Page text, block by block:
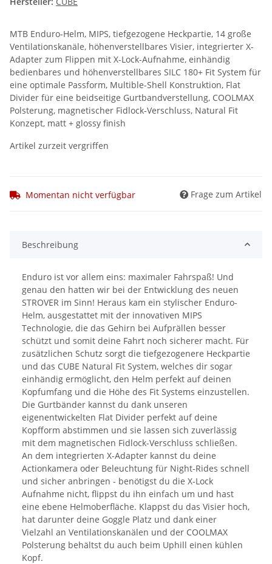
MTB Enduro-Helm, MIPS, tiefgezogene Heckpartie, 14 große
Ventilationskanäle, höhenverstellbares Visier, integrierter X-
Adapter zum Flippen mit X-Lock-Aufnahme, einhändig
bedienbares und höhenverstellbares SILC 180+ Fit System für
eine optimale Passform, Multible-Shell Konstruktion, Flat
Divider für eine beidseitige Gurtbandverstellung, COOLMAX
Polsterung, magnetischer Fidlock-Verschluss, Natural Fit
Konzept, matt + glossy finish
Artikel zurzeit vergriffen
Momentan nicht verfügbar Frage zum Artikel
Beschreibung
Enduro ist vor allem eins: maximaler Fahrspaß! Und
genau den hatten wir bei der Entwicklung des neuen
STROVER im Sinn! Heraus kam ein stylischer Enduro-
Helm, ausgestattet mit der innovativen MIPS
Technologie, die das Gehirn bei Aufprällen besser
schützt und somit deine Fahrt noch sicherer macht. Für
zusätzlichen Schutz sorgt die tiefgezogenere Heckpartie
und das CUBE Natural Fit System, welches dir sogar
einhändig ermöglicht, den Helm perfekt auf deinen
Kopfumfang und die Höhe des Fit Systems einzustellen.
Die Gurtbänder kannst du dank unseren
eigenentwickelten Flat Divider perfekt auf deine
Kopfform abstimmen und sie lassen sich zuverlässig
mit dem magnetischen Fidlock-Verschluss schließen.
An dem integrierten X-Adapter kannst du deine
Actionkamera oder Beleuchtung für Night-Rides schnell
und sicher anbringen - benötigst du die X-Lock
Aufnahme nicht, flippst du ihn einfach um und hast
eine ebene Helmoberfläche. Klappst du das Visier hoch,
hat darunter deine Goggle Platz und dank einer
Vielzahl an Ventilationskanälen und der COOLMAX
Polsterung behältst du auch beim Uphill einen kühlen
Kopf.